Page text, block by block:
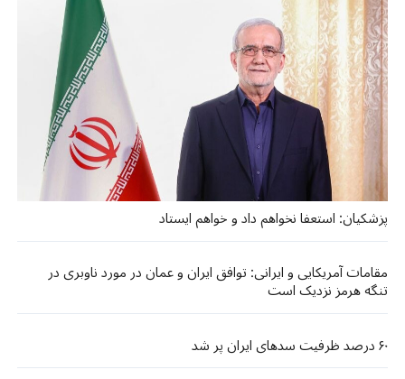
پزشکیان: استعفا نخواهم داد و خواهم ایستاد
مقامات آمریکایی و ایرانی: توافق ایران و عمان در مورد ناوبری در
تنگه هرمز نزدیک است
۶۰ درصد ظرفیت سدهای ایران پر شد